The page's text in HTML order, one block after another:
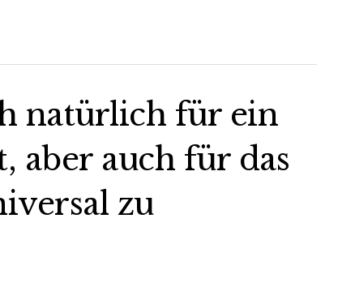
natürlich für ein
aber auch für das
zu